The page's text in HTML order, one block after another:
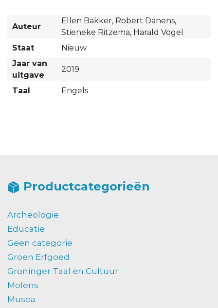
Auteur
Ellen Bakker, Robert Danens,
Stieneke Ritzema, Harald Vogel
Staat
Nieuw
Jaar van
uitgave
2019
Taal Engels
Productcategorieën
Archeologie
Educatie
Geen categorie
Groen Erfgoed
Groninger Taal en Cultuur
Molens
Musea